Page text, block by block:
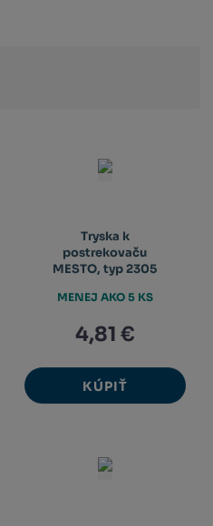
Tryska k
postrekovaču
MESTO, typ 2305
4,81 €
KÚPIŤ
MENEJ AKO 5 KS